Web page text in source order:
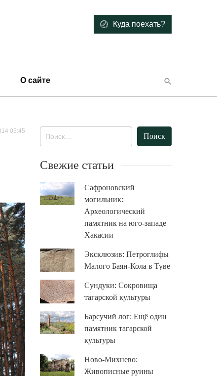
Куда поехать?
О сайте
05:45
Свежие статьи
Сафроновский
могильник:
Археологический
памятник на юго-западе
Хакасии
Эксклюзив: Петроглифы
Малого Баян-Кола в Туве
Сундуки: Сокровища
тагарской культуры
Барсучий лог: Ещё один
памятник тагарской
культуры
Ново-Михнево:
Живописные руины